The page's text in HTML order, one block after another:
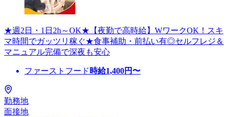
★週2日・1日2h～OK★【夜勤で高時給】WワークOK！スキ
マ時間でガッツリ稼ぐ★食事補助・前払い有◎セルフレジ＆
マニュアル完備で深夜も安心
ファーストフード 時給1,400円〜
勤務地
面接地